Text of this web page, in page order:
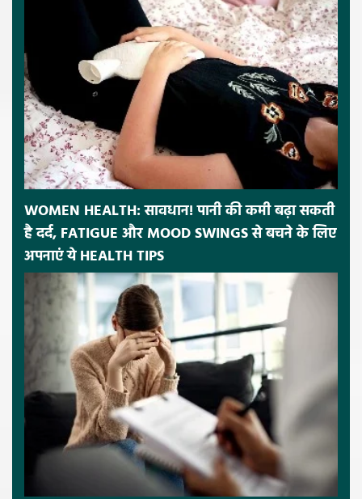
WOMEN HEALTH: सावधान! पानी की कमी बढ़ा सकती
है दर्द, FATIGUE और MOOD SWINGS से बचने के लिए
अपनाएं ये HEALTH TIPS